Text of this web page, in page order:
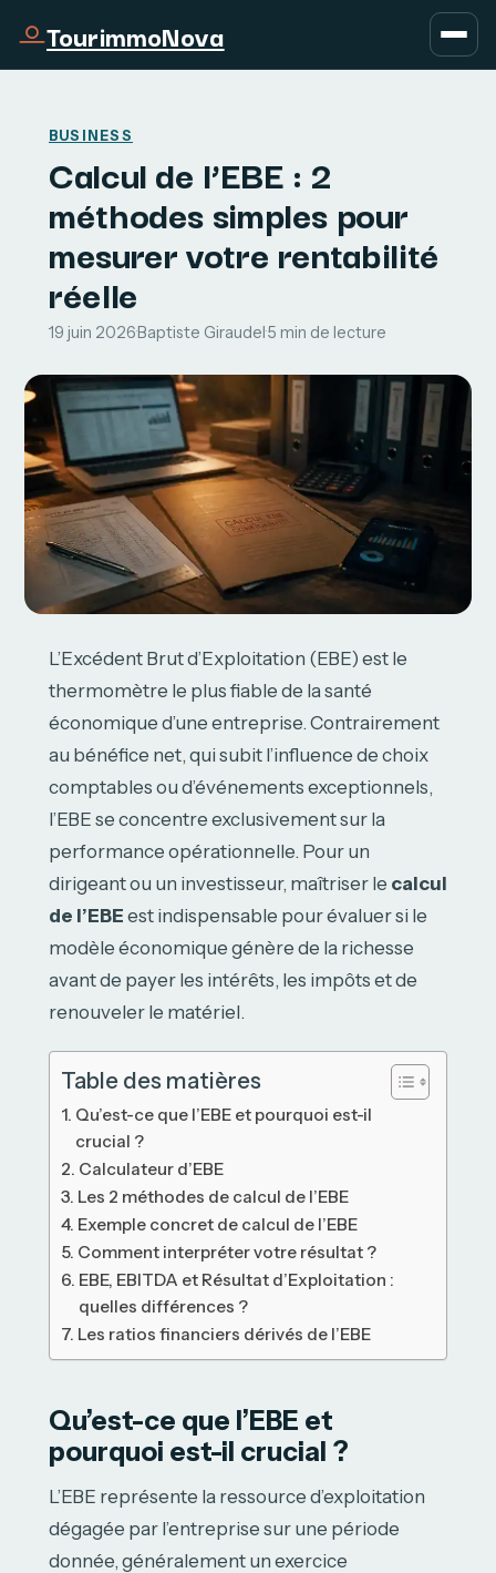
TourimmoNova
BUSINESS
Calcul de l’EBE : 2
méthodes simples pour
mesurer votre rentabilité
réelle
19 juin 2026·Baptiste Giraudel·5 min de lecture
L’Excédent Brut d’Exploitation (EBE) est le
thermomètre le plus fiable de la santé
économique d’une entreprise. Contrairement
au bénéfice net, qui subit l’influence de choix
comptables ou d’événements exceptionnels,
l’EBE se concentre exclusivement sur la
performance opérationnelle. Pour un
dirigeant ou un investisseur, maîtriser le calcul
de l’EBE est indispensable pour évaluer si le
modèle économique génère de la richesse
avant de payer les intérêts, les impôts et de
renouveler le matériel.
Table des matières
Qu’est-ce que l’EBE et pourquoi est-il
crucial ?
Calculateur d’EBE
Les 2 méthodes de calcul de l’EBE
Exemple concret de calcul de l’EBE
Comment interpréter votre résultat ?
EBE, EBITDA et Résultat d’Exploitation :
quelles différences ?
Les ratios financiers dérivés de l’EBE
Qu’est-ce que l’EBE et
pourquoi est-il crucial ?
L’EBE représente la ressource d’exploitation
dégagée par l’entreprise sur une période
donnée, généralement un exercice